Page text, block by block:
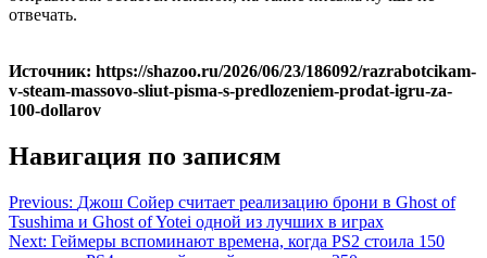
отвечать.
Источник: https://shazoo.ru/2026/06/23/186092/razrabotcikam-
v-steam-massovo-sliut-pisma-s-predlozeniem-prodat-igru-za-
100-dollarov
Навигация по записям
Previous: Джош Сойер считает реализацию брони в Ghost of
Tsushima и Ghost of Yotei одной из лучших в играх
Next: Геймеры вспоминают времена, когда PS2 стоила 150